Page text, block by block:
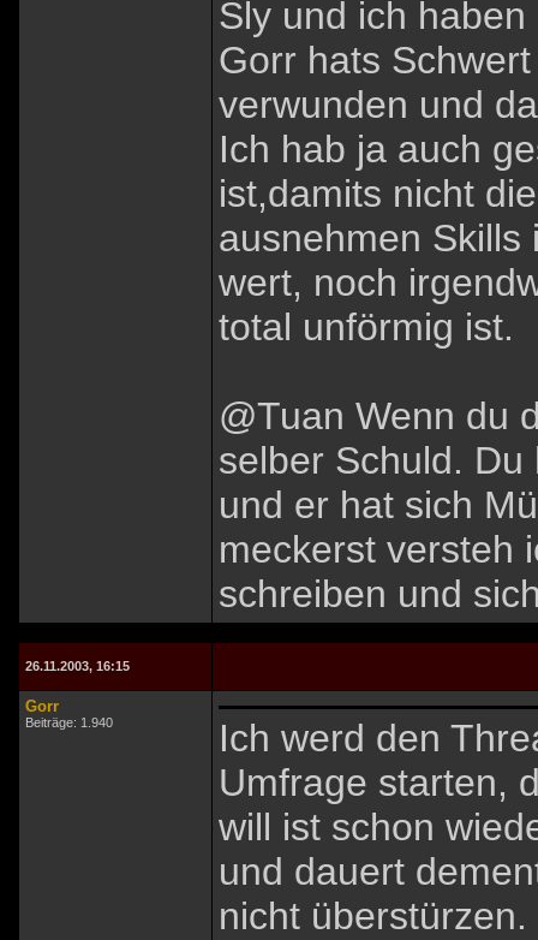
Sly und ich
Gorr hats
verwunden und
Ich hab ja auch
ist,damits nicht
ausnehmen
wert, noch
total unförmig ist.
@Tuan Wenn du
selber Schuld.
und er hat sich
meckerst versteh
schreiben und
26.11.2003, 16:15
Gorr
Beiträge: 1.940
Ich werd den
Umfrage starten,
will ist schon
und dauert
nicht überstürzen.